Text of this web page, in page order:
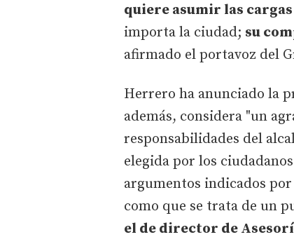
quiere asumir las
importa la ciudad; su
afirmado el portavoz del
Herrero ha anunciado la
además, considera "un
responsabilidades del
elegida por los
argumentos indicados
como que se trata de un
el de director de